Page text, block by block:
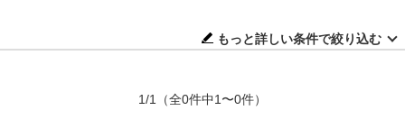
もっと詳しい条件で絞り込む
1/1 （全0件中1〜0件）